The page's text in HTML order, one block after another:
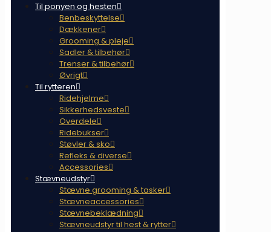
Til ponyen og hesten
Benbeskyttelse
Dækkener
Grooming & pleje
Sadler & tilbehør
Trenser & tilbehør
Øvrigt
Til rytteren
Ridehjelme
Sikkerhedsveste
Overdele
Ridebukser
Støvler & sko
Refleks & diverse
Accessories
Stævneudstyr
Stævne grooming & tasker
Stævneaccessories
Stævnebeklædning
Stævneudstyr til hest & rytter